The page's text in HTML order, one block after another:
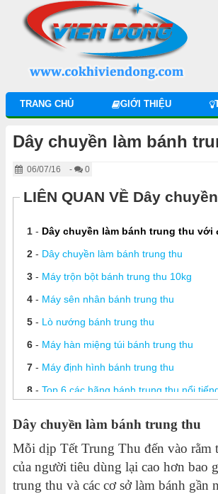
TRANG CHỦ GIỚI THIỆU
Dây chuyền làm bánh
06/07/16 - 0
LIÊN QUAN VỀ Dây
1- Dây chuyền làm bánh trung thu với
2- Dây chuyền làm bánh trung thu
3- Máy trộn bột bánh trung thu 10kg
4- Máy sên nhân bánh trung thu
5- Lò nướng bánh trung thu
6- Máy hàn miệng túi bánh trung thu
7- Máy định hình bánh trung thu
8- Top 6 các hãng bánh trung thu nổi
10
Bánh trung thu bao nhiêu calo? Ăn
-Giá bánh trung thu Kinh Đô hộp 4
-Gợi ý cho bạn top 5 các hãng bánh
Dây chuyền làm bánh trung thu
Mỗi dịp Tết Trung Thu đến vào rằm
của người tiêu dùng lại cao hơn bao
trung thu và các cơ sở làm bánh
LƯU
MÌ
NGỌT